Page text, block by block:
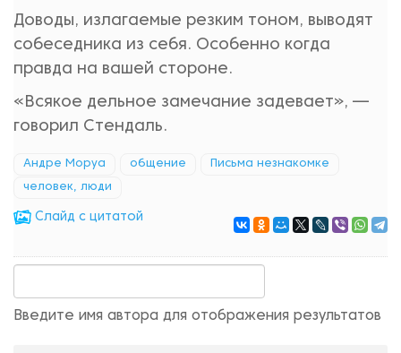
Доводы, излагаемые резким тоном, выводят
собеседника из себя. Особенно когда
правда на вашей стороне.
«Всякое дельное замечание задевает», —
говорил Стендаль.
Андре Моруа общение Письма незнакомке
человек, люди
Cлайд с цитатой
Введите имя автора для отображения результатов